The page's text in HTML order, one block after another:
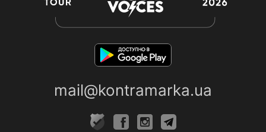
mail@kontramarka.ua